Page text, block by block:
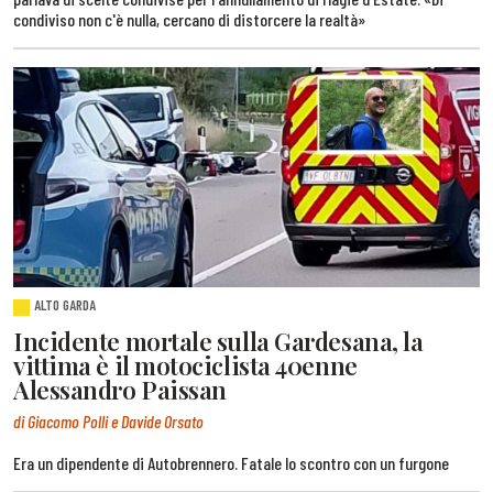
condiviso non c'è nulla, cercano di distorcere la realtà»
ALTO GARDA
Incidente mortale sulla Gardesana, la
vittima è il motociclista 40enne
Alessandro Paissan
di Giacomo Polli e Davide Orsato
Era un dipendente di Autobrennero. Fatale lo scontro con un furgone